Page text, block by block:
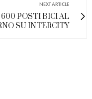
NEXT ARTICLE
POSTI BICI AL
SU INTERCITY